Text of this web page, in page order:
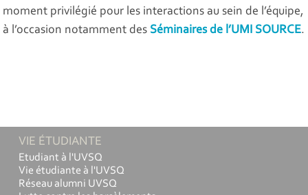
moment privilégié pour les interactions au sein de l’équipe,
à l’occasion notamment des Séminaires de l’UMI SOURCE.
VIE ÉTUDIANTE
Etudiant à l'UVSQ
Vie étudiante à l'UVSQ
Réseau alumni UVSQ